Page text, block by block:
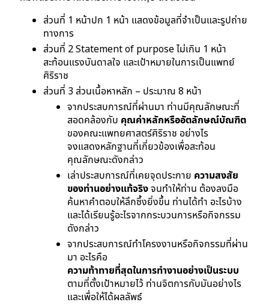
ส่วนที่ 1 หน้าปก 1 หน้า แสดงข้อมูลที่จําเป็นและรูปถ่าย
ทางการ
ส่วนที่ 2 Statement of purpose ไม่เกิน 1 หน้า
สะท้อนแรงบันดาลใจ และเป้าหมายในการเป็นแพทย์
ศิริราช
ส่วนที่ 3 ส่วนเนื้อหาหลัก – ประมาณ 8 หน้า
จากประสบการณ์ที่ผ่านมา ท่านมีคุณลักษณะที่
สอดคล้องกับ คุณค่าหลักหรืออัตลักษณ์บัณฑิต
ของคณะแพทยศาสตร์ศิริราช อย่างไร
จงแสดงหลักฐานที่เกี่ยวข้องเพื่อสะท้อน
คุณลักษณะดังกล่าว
เล่าประสบการณ์ที่เคยจุดประกาย ความสงสัย
ของท่านอย่างแท้จริงจนทําให้ท่าน ต้องลงมือ
ค้นหาคําตอบให้ลึกซึ้งยิ่งขึ้น ท่านได้ทํา อะไรบ้าง
และได้เรียนรู้อะไรจากกระบวนการหรือกิจกรรม
ดังกล่าว
จากประสบการณ์ทําโครงงานหรือกิจกรรมที่ผ่าน
มา อะไรคือ
ความท้าทายที่สุดในการทํางานอย่างเป็นระบบ
ตามที่ตั้งเป้าหมายไว้ ท่านจิตการกับมันอย่างไร
และเพื่อให้ได้ผลลัพธ์